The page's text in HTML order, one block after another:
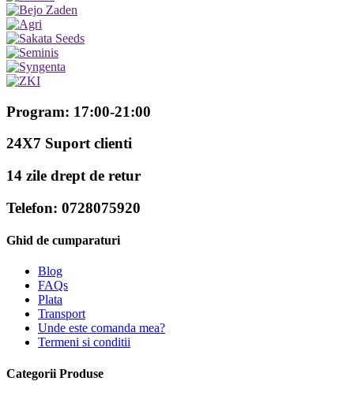
Program: 17:00-21:00
24X7 Suport clienti
14 zile drept de retur
Telefon: 0728075920
Ghid de cumparaturi
Blog
FAQs
Plata
Transport
Unde este comanda mea?
Termeni si conditii
Categorii Produse